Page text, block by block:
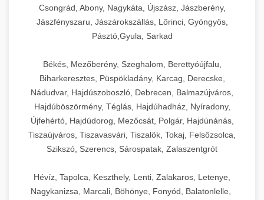
chef-iparikonyhagepek.hu
kereskedelmi konyhai megoldások
Csongrád, Abony, Nagykáta, Újszász, Jászberény,
Jászfényszaru, Jászárokszállás, Lőrinci, Gyöngyös,
Pásztó,Gyula, Sarkad
Békés, Mezőberény, Szeghalom, Berettyóújfalu,
Biharkeresztes, Püspökladány, Karcag, Derecske,
Nádudvar, Hajdúszoboszló, Debrecen, Balmazújváros,
Hajdúböszörmény, Téglás, Hajdúhadház, Nyíradony,
Újfehértó, Hajdúdorog, Mezőcsát, Polgár, Hajdúnánás,
Tiszaújváros, Tiszavasvári, Tiszalök, Tokaj, Felsőzsolca,
Szikszó, Szerencs, Sárospatak, Zalaszentgrót
Hévíz, Tapolca, Keszthely, Lenti, Zalakaros, Letenye,
Nagykanizsa, Marcali, Böhönye, Fonyód, Balatonlelle,